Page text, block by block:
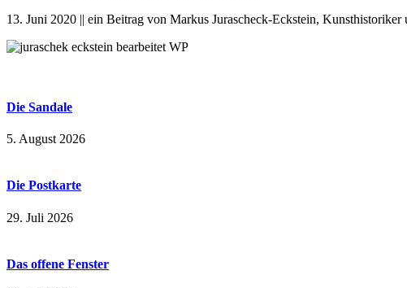
13. Juni 2020 || ein Beitrag von Markus Jurascheck-Eckstein, Kunsthistoriker
Die Sandale
5. August 2026
Die Postkarte
29. Juli 2026
Das offene Fenster